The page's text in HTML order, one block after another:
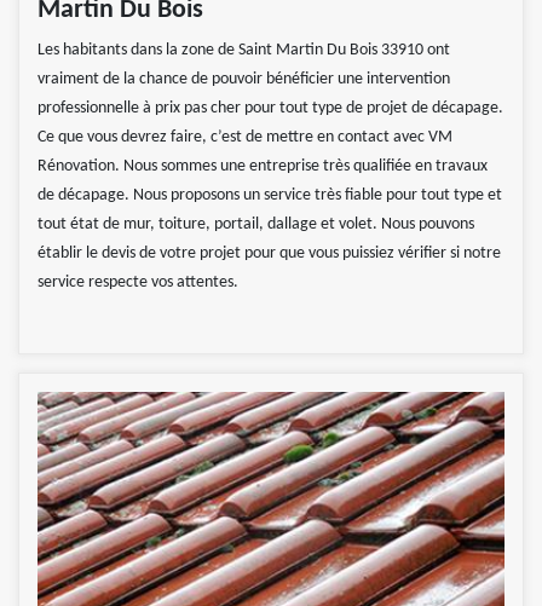
Martin Du Bois
Les habitants dans la zone de Saint Martin Du Bois 33910 ont
vraiment de la chance de pouvoir bénéficier une intervention
professionnelle à prix pas cher pour tout type de projet de décapage.
Ce que vous devrez faire, c’est de mettre en contact avec VM
Rénovation. Nous sommes une entreprise très qualifiée en travaux
de décapage. Nous proposons un service très fiable pour tout type et
tout état de mur, toiture, portail, dallage et volet. Nous pouvons
établir le devis de votre projet pour que vous puissiez vérifier si notre
service respecte vos attentes.